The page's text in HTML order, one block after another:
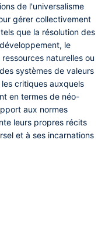
de l'universalisme
gérer collectivement
que la résolution des
le
naturelles ou
systèmes de valeurs
critiques auxquels
en termes de néo-
aux normes
leurs propres récits
et à ses incarnations